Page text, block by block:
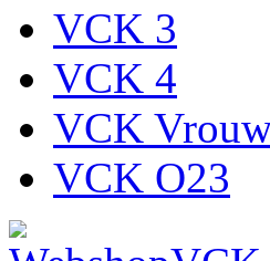
VCK 3
VCK 4
VCK
VCK O23